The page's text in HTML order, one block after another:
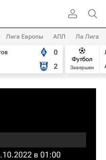
Лига Европы АПЛ Ла Лига
0
2
Футбол
Завершен
в 01:00